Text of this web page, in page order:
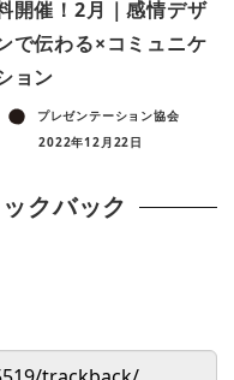
開催！2月｜感情デザ
で伝わる×コミュニケ
ョン
プレゼンテーション協会
2022年12月22日
クバック